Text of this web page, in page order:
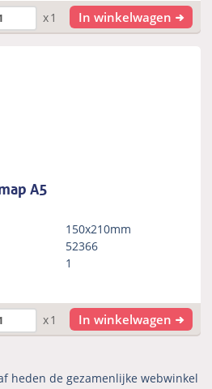
x1 In winkelwagen
A5
150x210mm
52366
1
x1 In winkelwagen
heden de gezamenlijke webwinkel